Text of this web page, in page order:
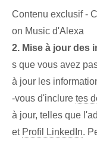
Contenu exclusif -
on Music d'Alexa
2. Mise à jour des
s que vous avez
à jour les
-vous d'inclure tes
à jour, telles que
et Profil LinkedIn.